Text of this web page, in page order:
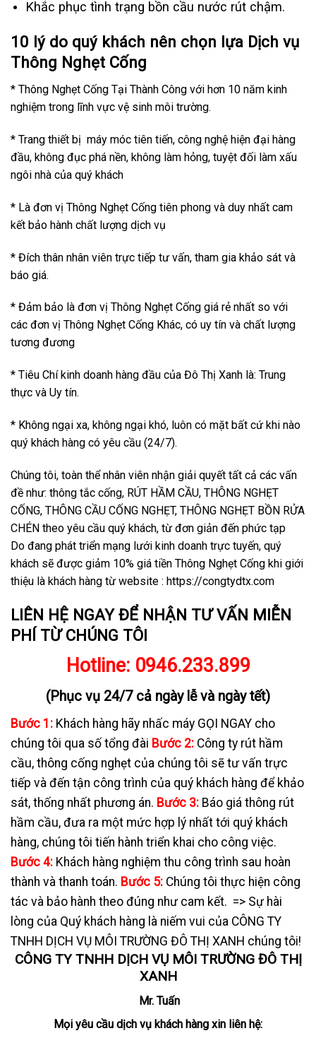
Khắc phục tình trạng bồn cầu nước rút chậm.
10 lý do quý khách nên chọn lựa Dịch vụ
Thông Nghẹt Cống
* Thông Nghẹt Cống Tại Thành Công với hơn 10 năm kinh
nghiệm trong lĩnh vực vệ sinh môi trường.
* Trang thiết bị máy móc tiên tiến, công nghệ hiện đại hàng
đầu, không đục phá nền, không làm hỏng, tuyệt đối làm xấu
ngôi nhà của quý khách
* Là đơn vị Thông Nghẹt Cống tiên phong và duy nhất cam
kết bảo hành chất lượng dịch vụ
* Đích thân nhân viên trực tiếp tư vấn, tham gia khảo sát và
báo giá.
* Đảm bảo là đơn vị Thông Nghẹt Cống giá rẻ nhất so với
các đơn vị Thông Nghẹt Cống Khác, có uy tín và chất lượng
tương đương
* Tiêu Chí kinh doanh hàng đầu của Đô Thị Xanh là: Trung
thực và Uy tín.
* Không ngại xa, không ngại khó, luôn có mặt bất cứ khi nào
quý khách hàng có yêu cầu (24/7).
Chúng tôi, toàn thể nhân viên nhận giải quyết tất cả các vấn
đề như: thông tắc cống, RÚT HẦM CẦU, THÔNG NGHẸT
CỐNG, THÔNG CẦU CỐNG NGHẸT, THÔNG NGHẸT BỒN RỬA
CHÉN theo yêu cầu quý khách, từ đơn giản đến phức tạp
Do đang phát triển mạng lưới kinh doanh trực tuyến, quý
khách sẽ được giảm 10% giá tiền Thông Nghẹt Cống khi giới
thiệu là khách hàng từ website : https://congtydtx.com
LIÊN HỆ NGAY ĐỂ NHẬN TƯ VẤN MIỄN
PHÍ TỪ CHÚNG TÔI
Hotline: 0946.233.899
(Phục vụ 24/7 cả ngày lễ và ngày tết)
Bước 1: Khách hàng hãy nhấc máy GỌI NGAY cho
chúng tôi qua số tổng đài Bước 2: Công ty rút hầm
cầu, thông cống nghẹt của chúng tôi sẽ tư vấn trực
tiếp và đến tận công trình của quý khách hàng để khảo
sát, thống nhất phương án. Bước 3: Báo giá thông rút
hầm cầu, đưa ra một mức hợp lý nhất tới quý khách
hàng, chúng tôi tiến hành triển khai cho công việc.
Bước 4: Khách hàng nghiệm thu công trình sau hoàn
thành và thanh toán. Bước 5: Chúng tôi thực hiện công
tác và bảo hành theo đúng như cam kết. => Sự hài
lòng của Quý khách hàng là niếm vui của CÔNG TY
TNHH DỊCH VỤ MÔI TRƯỜNG ĐÔ THỊ XANH chúng tôi!
CÔNG TY TNHH DỊCH VỤ MÔI TRƯỜNG ĐÔ THỊ
XANH
Mr. Tuấn
Mọi yêu cầu dịch vụ khách hàng xin liên hệ: